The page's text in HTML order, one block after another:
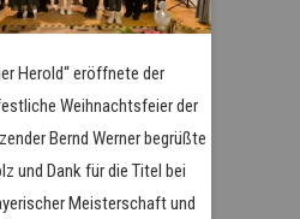
Herold“ eröffnete der
Weihnachtsfeier der
Bernd Werner begrüßte
und Dank für die Titel bei
Meisterschaft und